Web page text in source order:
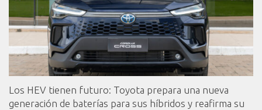
Los HEV tienen futuro: Toyota prepara una nueva
generación de baterías para sus híbridos y reafirma su